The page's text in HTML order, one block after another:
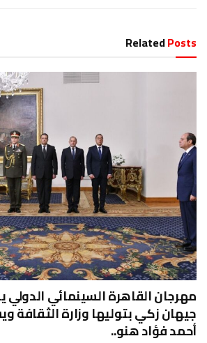
RelatedPosts
مهرجان القاهرة السينمائي الدولي
جيهان زكي بتوليها وزارة الثقافة
أحمد فؤاد هنو..